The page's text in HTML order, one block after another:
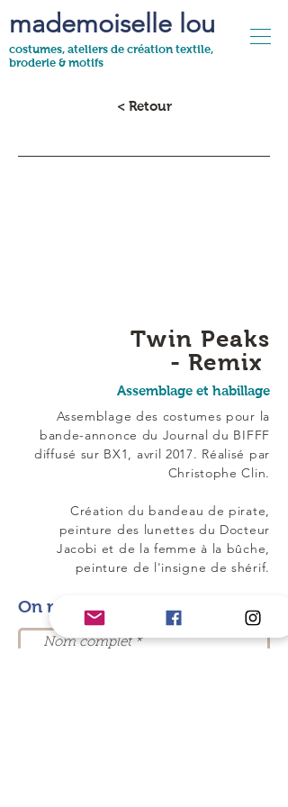
mademoiselle lou
costumes, ateliers de création textile,
broderie & motifs
Twin Peaks
- Remix
< Retour
Assemblage et habillage
Assemblage des costumes pour la
bande-annonce du Journal du BIFFF
diffusé sur BX1, avril 2017.​ Réalisé par
Christophe Clin.
Création du bandeau de pirate,
peinture des lunettes du Docteur
Jacobi et de la femme à la bûche,
peinture de l'insigne de shérif.
On reste en contact ?